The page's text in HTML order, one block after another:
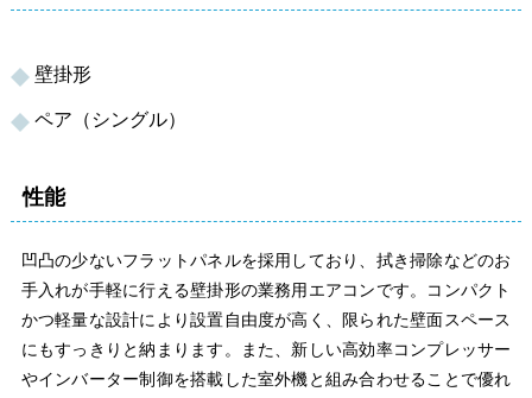
壁掛形
ペア（シングル）
性能
凹凸の少ないフラットパネルを採用しており、拭き掃除などのお
手入れが手軽に行える壁掛形の業務用エアコンです。コンパクト
かつ軽量な設計により設置自由度が高く、限られた壁面スペース
にもすっきりと納まります。また、新しい高効率コンプレッサー
やインバーター制御を搭載した室外機と組み合わせることで優れ